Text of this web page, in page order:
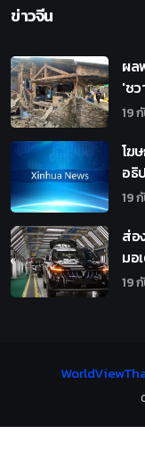
ข่าวจีน
ผล
'ชว
19
โฆ
อธิ
19
ส่อ
มอ
19